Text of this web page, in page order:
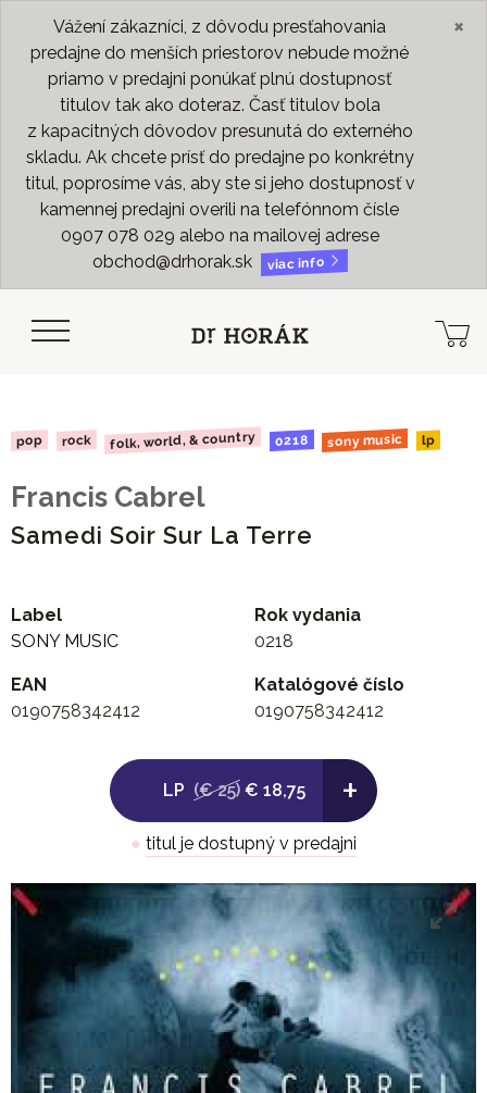
Vážení zákazníci, z dôvodu presťahovania
predajne do menších priestorov nebude možné
priamo v predajni ponúkať plnú dostupnosť
titulov tak ako doteraz. Časť titulov bola
z kapacitných dôvodov presunutá do externého
skladu. Ak chcete prísť do predajne po konkrétny
titul, poprosíme vás, aby ste si jeho dostupnosť v
kamennej predajni overili na telefónnom čísle
0907 078 029 alebo na mailovej adrese
obchod@drhorak.sk
viac info
×
pop rock folk, world, & country 0218 sony music lp
Francis Cabrel
Samedi Soir Sur La Terre
Label
SONY MUSIC
Rok vydania
0218
EAN
0190758342412
Katalógové číslo
0190758342412
LP (€ 25) € 18,75 +
● titul je dostupný v predajni